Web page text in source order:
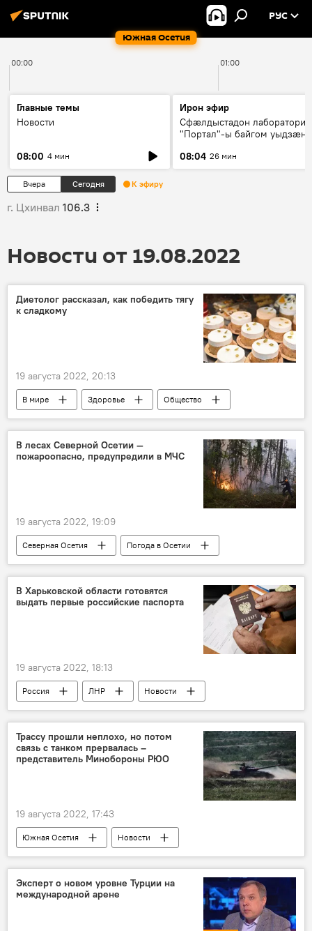
Южная Осетия
РУС
00:00 01:00
Главные темы
Новости
08:00 4 мин
Ирон эфир
Сфæлдыстадон лаборатори
"Портал"-ы байгом уыдзæн
Æхсары куыстыты равдыст
08:04 26 мин
Вчера Сегодня К эфиру
г. Цхинвал 106.3
Новости от 19.08.2022
Диетолог рассказал, как победить тягу
к сладкому
19 августа 2022, 20:13
В мире Здоровье Общество
В лесах Северной Осетии —
пожароопасно, предупредили в МЧС
19 августа 2022, 19:09
Северная Осетия
Погода в Осетии
Общество
В Харьковской области готовятся
выдать первые российские паспорта
19 августа 2022, 18:13
Россия ЛНР
Новости
СВО
Трассу прошли неплохо, но потом
связь с танком прервалась –
представитель Минобороны РЮО
19 августа 2022, 17:43
Южная Осетия
Новости
Минобороны Южной Осетии
Эксперт о новом уровне Турции на
международной арене